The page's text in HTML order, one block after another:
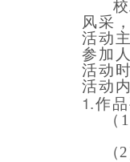
风采
活动
参加
活动
活动
1.作品
（
（2